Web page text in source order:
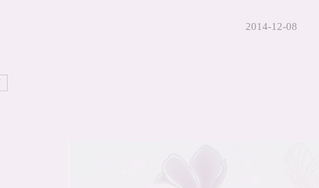
2014-12-08